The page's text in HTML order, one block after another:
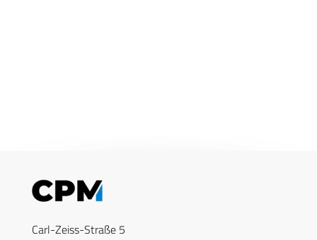
Carl-Zeiss-Straße 5